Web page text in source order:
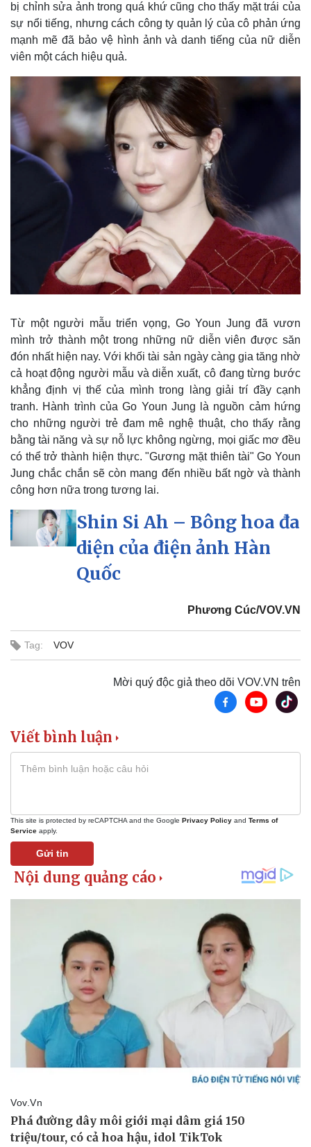
Pháp luật
Vụ án
Tin nóng
Tư vấn luật
Quân sự - Quốc phòng
Vũ khí
Việt Nam
Phân tích
Bóng đá
Lịch thi đấu bóng đá
Thế giới thể thao
eSports
Hậu trường
Ô tô
bị chỉnh sửa ảnh trong quá khứ cũng cho thấy mặt trái của
sự nổi tiếng, nhưng cách công ty quản lý của cô phản ứng
mạnh mẽ đã bảo vệ hình ảnh và danh tiếng của nữ diễn
viên một cách hiệu quả.
Từ một người mẫu triển vọng, Go Youn Jung đã vươn
mình trở thành một trong những nữ diễn viên được săn
đón nhất hiện nay. Với khối tài sản ngày càng gia tăng nhờ
cả hoạt động người mẫu và diễn xuất, cô đang từng bước
khẳng định vị thế của mình trong làng giải trí đầy cạnh
tranh. Hành trình của Go Youn Jung là nguồn cảm hứng
cho những người trẻ đam mê nghệ thuật, cho thấy rằng
bằng tài năng và sự nỗ lực không ngừng, mọi giấc mơ đều
có thể trở thành hiện thực. "Gương mặt thiên tài" Go Youn
Jung chắc chắn sẽ còn mang đến nhiều bất ngờ và thành
công hơn nữa trong tương lai.
Shin Si Ah – Bông hoa đa
diện của điện ảnh Hàn
Quốc
Phương Cúc/VOV.VN
Tag: VOV
Mời quý độc giả theo dõi VOV.VN trên
Viết bình luận
This site is protected by reCAPTCHA and the Google Privacy Policy and Terms of
Service apply.
Gửi tin